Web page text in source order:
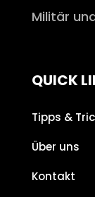
Militär
QUICK
Tipps &
Über uns
Kontakt